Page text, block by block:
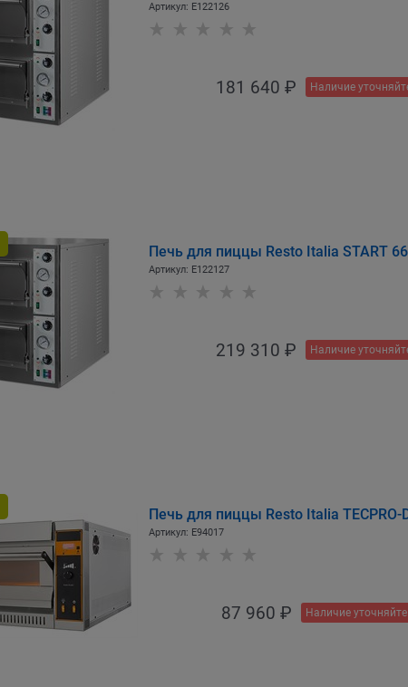
Артикул: E122126
181 640 ₽ Наличие
Печь для пиццы Resto Italia START
Артикул: E122127
219 310 ₽ Наличие
Печь для пиццы Resto Italia TECPRO-
Артикул: E94017
87 960 ₽ Наличие уточняйте